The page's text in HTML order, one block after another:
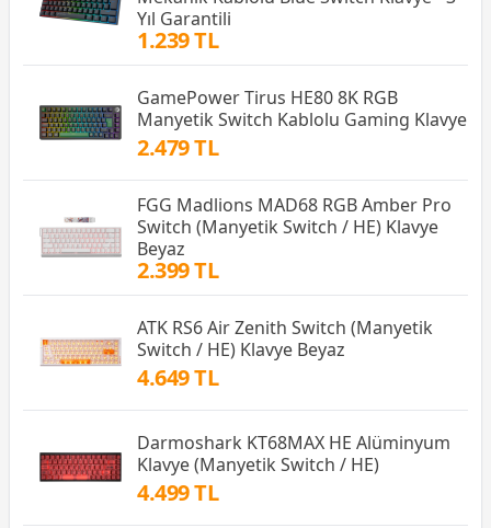
Yıl Garantili
1.239 TL
GamePower Tirus HE80 8K RGB
Manyetik Switch Kablolu Gaming Klavye
2.479 TL
FGG Madlions MAD68 RGB Amber Pro
Switch (Manyetik Switch / HE) Klavye
Beyaz
2.399 TL
ATK RS6 Air Zenith Switch (Manyetik
Switch / HE) Klavye Beyaz
4.649 TL
Darmoshark KT68MAX HE Alüminyum
Klavye (Manyetik Switch / HE)
4.499 TL